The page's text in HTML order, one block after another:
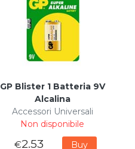
GP Blister 1 Batteria 9V
Alcalina
Accessori Universali
Non disponibile
€2.53 Buy